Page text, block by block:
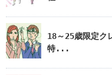
18～25歳限定ク
特...